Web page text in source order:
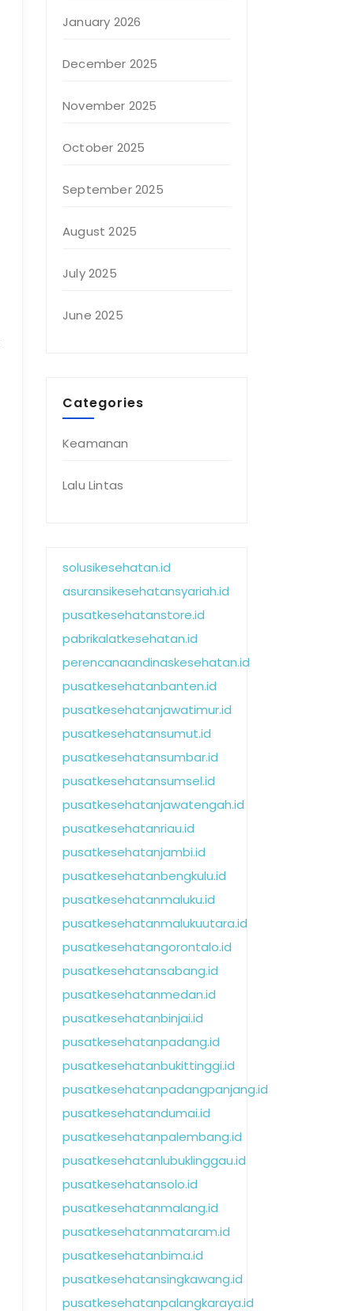
January 2026
December 2025
November 2025
October 2025
September 2025
August 2025
July 2025
June 2025
Categories
Keamanan
Lalu Lintas
solusikesehatan.id
asuransikesehatansyariah.id
pusatkesehatanstore.id
pabrikalatkesehatan.id
perencanaandinaskesehatan.id
pusatkesehatanbanten.id
pusatkesehatanjawatimur.id
pusatkesehatansumut.id
pusatkesehatansumbar.id
pusatkesehatansumsel.id
pusatkesehatanjawatengah.id
pusatkesehatanriau.id
pusatkesehatanjambi.id
pusatkesehatanbengkulu.id
pusatkesehatanmaluku.id
pusatkesehatanmalukuutara.id
pusatkesehatangorontalo.id
pusatkesehatansabang.id
pusatkesehatanmedan.id
pusatkesehatanbinjai.id
pusatkesehatanpadang.id
pusatkesehatanbukittinggi.id
pusatkesehatanpadangpanjang.id
pusatkesehatandumai.id
pusatkesehatanpalembang.id
pusatkesehatanlubuklinggau.id
pusatkesehatansolo.id
pusatkesehatanmalang.id
pusatkesehatanmataram.id
pusatkesehatanbima.id
pusatkesehatansingkawang.id
pusatkesehatanpalangkaraya.id